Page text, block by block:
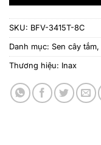
SKU: BFV-3415T-8C
Danh mục: Sen cây tắm,
Thương hiệu: Inax